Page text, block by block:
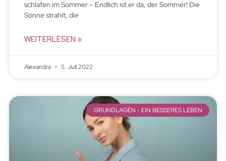
schlafen im Sommer – Endlich ist er da, der Sommer! Die
Sonne strahlt, die
WEITERLESEN »
Alexandra 5. Juli 2022
GRUNDLAGEN - EIN BESSERES LEBEN